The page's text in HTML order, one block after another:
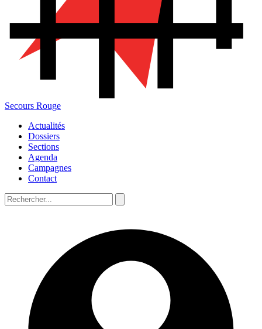
Secours Rouge
Actualités
Dossiers
Sections
Agenda
Campagnes
Contact